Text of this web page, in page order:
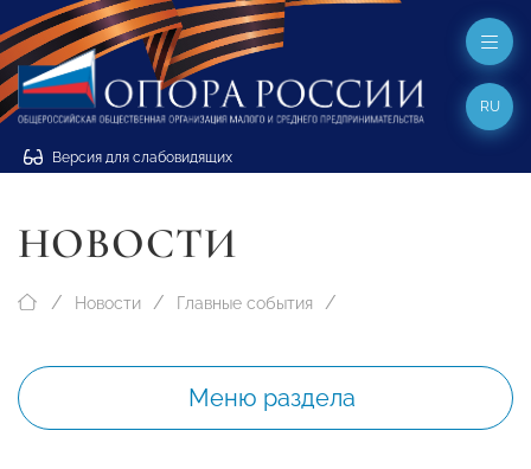
Версия для слабовидящих
RU
НОВОСТИ
Новости Главные события
Меню раздела